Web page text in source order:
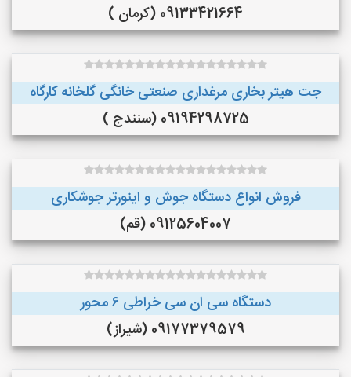
09133421664 (کرمان )
جت هیتر بخاری مرغداری صنعتی خانگی گلخانه کارگاه
09194298725 (سنندج )
فروش انواع دستگاه جوش و اینورتر جوشکاری
09125604007 (قم)
دستگاه سی ان سی خراطی ۶ محور
09177379579 (شیراز)